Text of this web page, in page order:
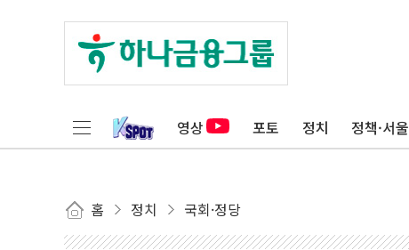
영상 포토 정치 정책·서울
홈 정치 국회·정당